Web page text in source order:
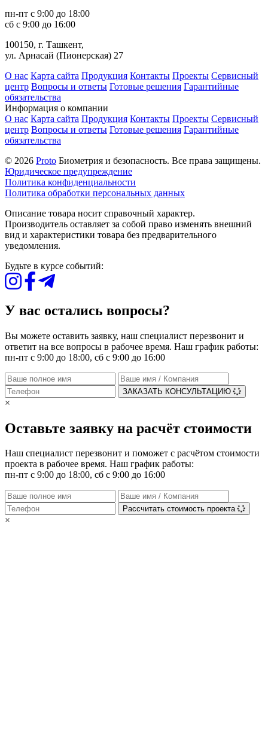
пн-пт с 9:00 до 18:00
сб с 9:00 до 16:00
100150, г. Ташкент,
ул. Арнасай (Пионерская) 27
О нас Карта сайта Продукция Контакты Проекты Сервисный
центр Вопросы и ответы Готовые решения Гарантийные
обязательства
Информация о компании
О нас Карта сайта Продукция Контакты Проекты Сервисный
центр Вопросы и ответы Готовые решения Гарантийные
обязательства
© 2026 Proto Биометрия и безопасность. Все права защищены.
Юридическое предупреждение
Политика конфиденциальности
Политика обработки персональных данных
Описание товара носит справочный характер.
Производитель оставляет за собой право изменять внешний
вид и характеристики товара без предварительного
уведомления.
Будьте в курсе событий:
У вас остались вопросы?
Вы можете оставить заявку, наш специалист перезвонит и
ответит на все вопросы в рабочее время. Наш график работы:
пн-пт с 9:00 до 18:00, сб с 9:00 до 16:00
ЗАКАЗАТЬ КОНСУЛЬТАЦИЮ
×
Оставьте заявку на расчёт стоимости
Наш специалист перезвонит и поможет с расчётом стоимости
проекта в рабочее время. Наш график работы:
пн-пт с 9:00 до 18:00, сб с 9:00 до 16:00
Рассчитать стоимость проекта
×